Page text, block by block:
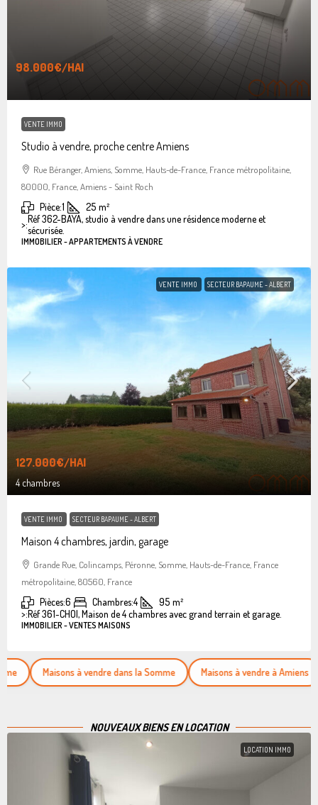
98.000€/HAI
VENTE IMMO
Studio à vendre, proche centre Amiens
Rue Béranger, Amiens, Somme, Hauts-de-France, France métropolitaine,
80000, France, Amiens - Saint Roch
Pièce:1 25 m²
>:Réf 362-BAYA, studio à vendre dans une résidence moderne et
sécurisée.
IMMOBILIER - APPARTEMENTS À VENDRE
VENTE IMMO SECTEUR BAPAUME - ALBERT
127.000€/HAI
4 chambres
VENTE IMMO SECTEUR BAPAUME - ALBERT
Maison 4 chambres, jardin, garage
Grande Rue, Colincamps, Péronne, Somme, Hauts-de-France, France
métropolitaine, 80560, France
Pièces:6 Chambres:4 95 m²
>:Réf 361-CHOI, Maison de 4 chambres avec grand terrain et garage.
IMMOBILIER - VENTES MAISONS
Maisons à vendre dans la Somme Maisons à vendre à Amiens
NOUVEAUX BIENS EN LOCATION
LOCATION IMMO